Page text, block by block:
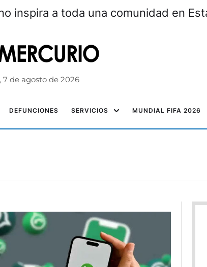
inspira a toda una comunidad en
7 de agosto de 2026
DEFUNCIONES SERVICIOS MUNDIAL FIFA 2026